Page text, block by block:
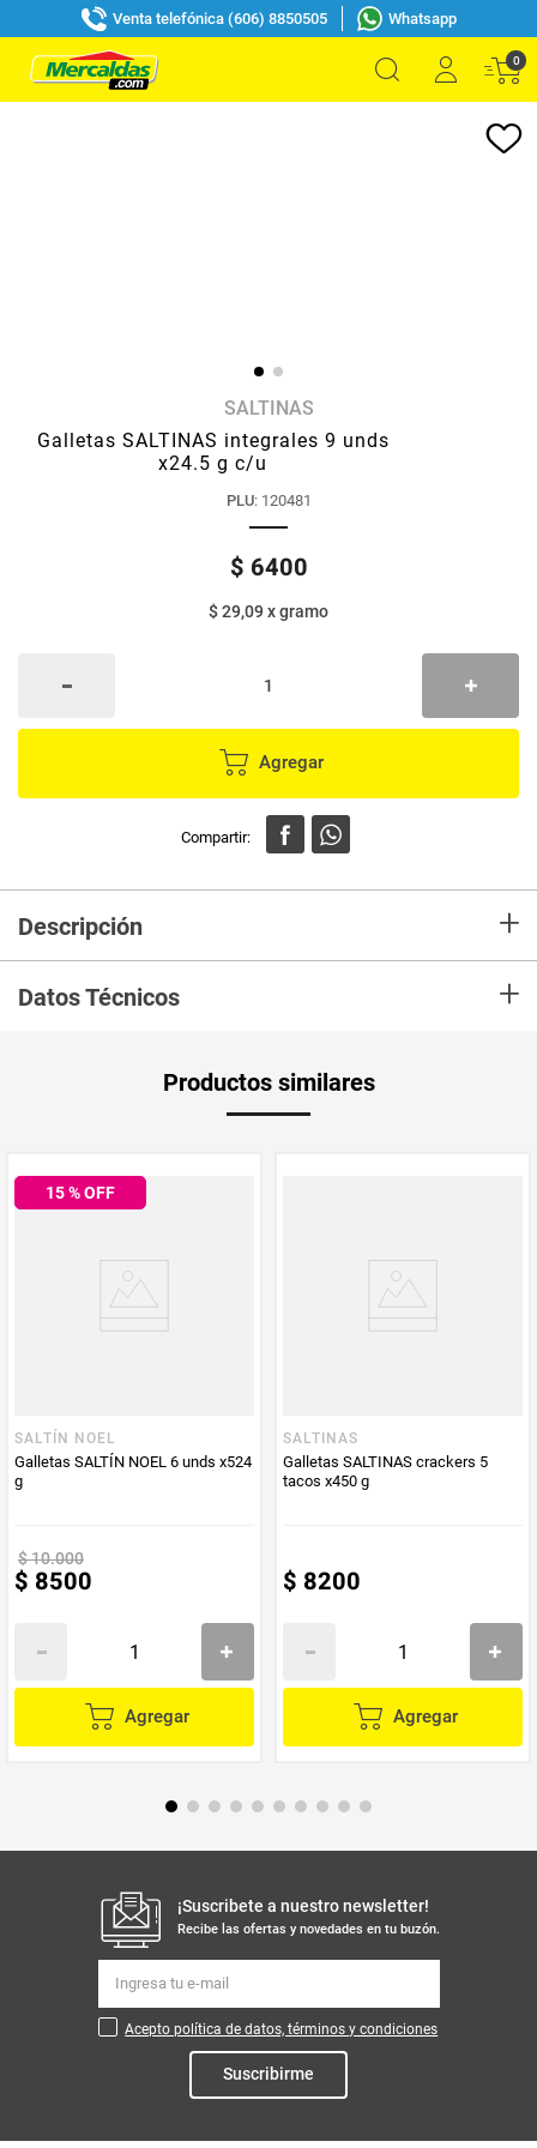
Venta telefónica (606) 8850505 Whatsapp
0
SALTINAS
Galletas SALTINAS integrales 9 unds
x24.5 g c/u
PLU: 120481
$ 6400
$ 29,09 xgramo
Agregar
Descripción +
cracker, crocantes y gruesitas, hechas con harina de trigo integral,
perfecta para cualquier momento del día, es una manera integral de
Datos Técnicos +
PUM - Medida
Producto (kg)
Productos similares
15% OFF
SALTÍN NOEL
Galletas SALTÍN NOEL 6 unds x524
g
$10.000
$ 8500
Agregar
SALTINAS
Galletas SALTINAS crackers 5
tacos x450 g
$ 8200
Agregar
¡Suscribete a nuestro newsletter!
Recibe las ofertas y novedades en tu buzón.
Acepto política de datos, términos y condiciones
Suscribirme